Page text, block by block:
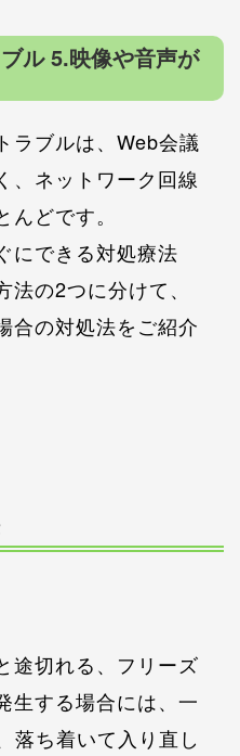
ル 5.映像や音声が
ラブルは、Web会議
、ネットワーク回線
どです。
にできる対処療法
の2つに分けて、
合の対処法をご紹介
途切れる、フリーズ
生する場合には、一
落ち着いて入り直し